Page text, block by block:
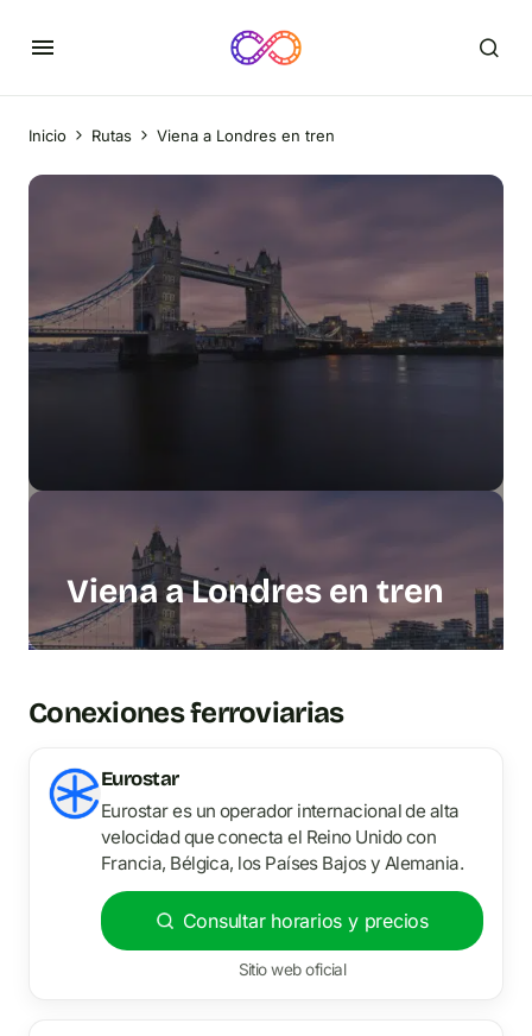
Inicio Rutas Viena a Londres en tren
Viena a Londres en tren
Conexiones ferroviarias
Eurostar
Eurostar es un operador internacional de alta
velocidad que conecta el Reino Unido con
Francia, Bélgica, los Países Bajos y Alemania.
Consultar horarios y precios
Sitio web oficial